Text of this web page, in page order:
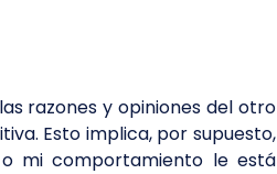
razones y opiniones del otro
Esto implica, por supuesto,
mi comportamiento le está